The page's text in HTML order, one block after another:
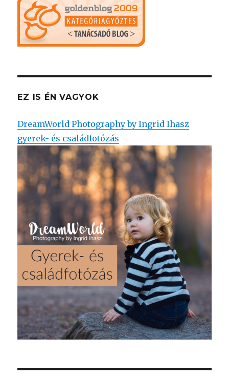
EZ IS ÉN VAGYOK
DreamWorld Photography by Ingrid Ihasz
gyerek- és családfotózás